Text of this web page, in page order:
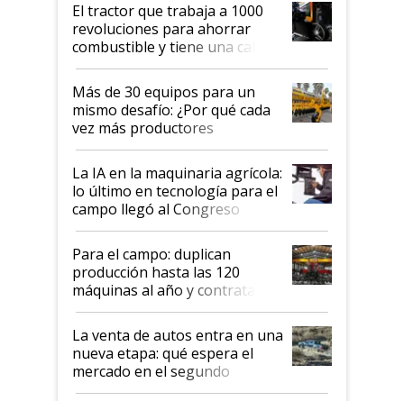
El tractor que trabaja a 1000
revoluciones para ahorrar
combustible y tiene una cabina
que parece una computadora:
lo último en el mundo,
disponible en Argentina
Más de 30 equipos para un
mismo desafío: ¿Por qué cada
vez más productores
incorporan fertilizante bajo
tierra?
La IA en la maquinaria agrícola:
lo último en tecnología para el
campo llegó al Congreso
Aapresid 2026
Para el campo: duplican
producción hasta las 120
máquinas al año y contratan
especialistas de la industria
automotriz para lograrlo
La venta de autos entra en una
nueva etapa: qué espera el
mercado en el segundo
semestre